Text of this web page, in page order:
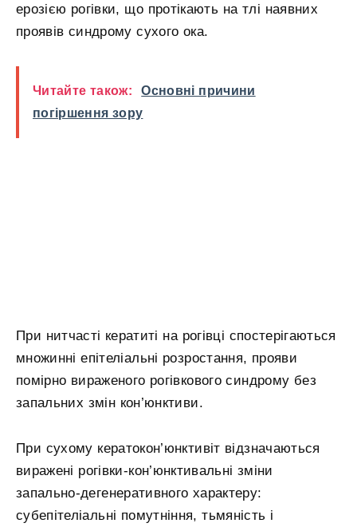
ерозією рогівки, що протікають на тлі наявних
проявів синдрому сухого ока.
Читайте також:
Основні причини
погіршення зору
При нитчасті кератиті на рогівці спостерігаються
множинні епітеліальні розростання, прояви
помірно вираженого рогівкового синдрому без
запальних змін кон’юнктиви.
При сухому кератокон’юнктивіт відзначаються
виражені рогівки-кон’юнктивальні зміни
запально-дегенеративного характеру:
субепітеліальні помутніння, тьмяність і